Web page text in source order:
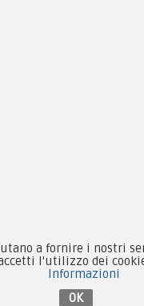
a fornire i nostri
l'utilizzo dei
Informazioni
OK